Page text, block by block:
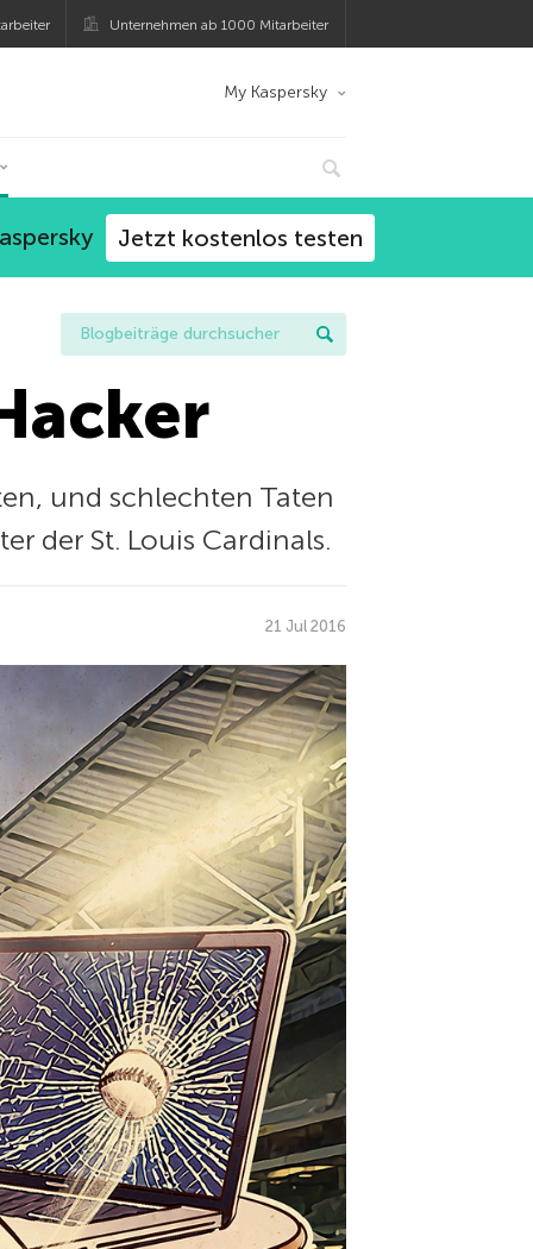
Unternehmen ab 1000 Mitarbeiter
My Kaspersky
Jetzt kostenlos testen
und schlechten Taten
der St. Louis Cardinals.
21 Jul 2016